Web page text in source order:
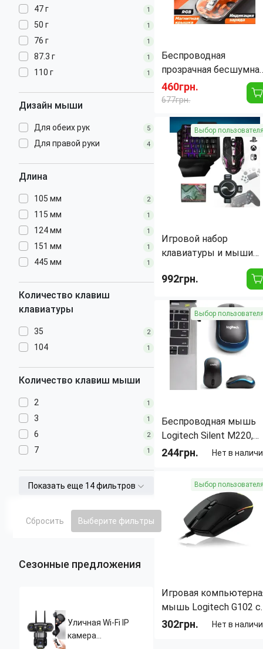
Беспроводная
прозрачная
мышь M133, Type-c
460грн.
677грн.
Назначение:Универсальная
Тип:Мышь
Вес:76 г
Тип беспроводной
связи:
Bluetooth
Подключение
устройства:
Беспроводное
Выбор пользователя
Игровой набор
клавиатуры и мыши
клавиш NEW
992грн.
Назначение:
Универсальная
Тип:Клавиатура + мышь
Тип беспроводной
связи:
Bluetooth
Подключение
Интерфейс подключения:
Выбор пользователя
Беспроводная мышь
Logitech Silent M220,
1000 DPI, SilentTouch,
244грн. Нет в
Мышь
99 мм
Ширина:60 мм
75 г
Выбор пользователя
Игровая
мышь Logitech G102 с
RGB подсветкой,
302грн. Нет в
47 г 1
50 г 1
76 г 1
87.3 г 1
110 г 1
Дизайн мыши
Для обеих рук 5
Для правой руки 4
Длина
105 мм 2
115 мм 1
124 мм 1
151 мм 1
445 мм 1
Количество клавиш
клавиатуры
35 2
104 1
Количество клавиш мыши
2 1
3 1
6 2
7 1
Показать еще 14 фильтров
Сбросить Выберите фильтры
Сезонные предложения
Уличная Wi-Fi IP
камера